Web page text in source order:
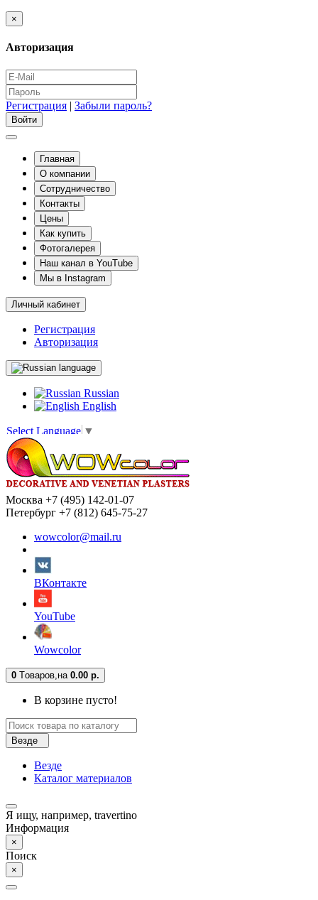
×
Авторизация
Регистрация | Забыли пароль?
Главная
О компании
Сотрудничество
Контакты
Цены
Как купить
Фотогалерея
Наш канал в YouTube
Мы в Instagram
Личный кабинет
Регистрация
Авторизация
language
Russian
English
Select Language ▼
Москва +7 (495) 142-01-07
Петербург +7 (812) 645-75-27
wowcolor@mail.ru
ВКонтакте
YouTube
Wowcolor
0 Tоваров, на 0.00 р.
В корзине пусто!
Везде
Везде
Каталог материалов
Я ищу, например, travertino
Информация
×
Поиск
×